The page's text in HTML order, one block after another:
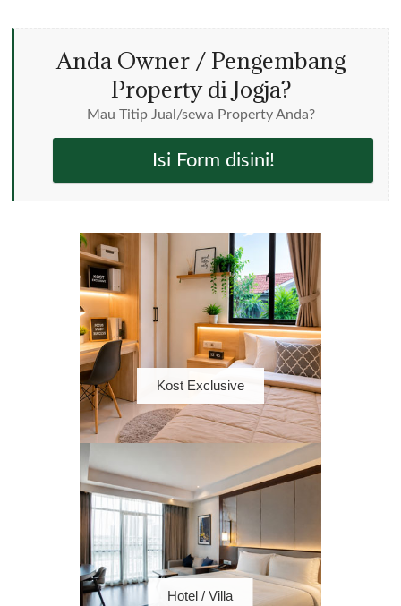
Anda Owner / Pengembang
Property di Jogja?
Mau Titip Jual/sewa Property Anda?
Isi Form disini!
Kost Exclusive
Hotel / Villa